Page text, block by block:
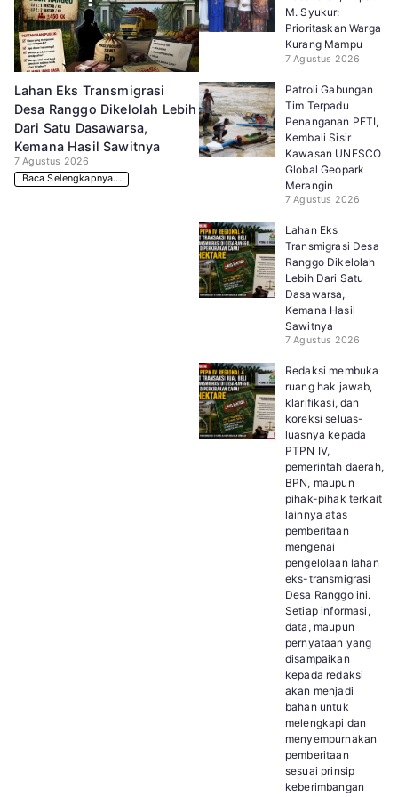
Lahan Eks Transmigrasi
Desa Ranggo Dikelolah Lebih
Dari Satu Dasawarsa,
Kemana Hasil Sawitnya
7 Agustus 2026
Baca Selengkapnya...
M. Syukur:
Prioritaskan Warga
Kurang Mampu
7 Agustus 2026
Patroli Gabungan
Tim Terpadu
Penanganan PETI,
Kembali Sisir
Kawasan UNESCO
Global Geopark
Merangin
7 Agustus 2026
Lahan Eks
Transmigrasi Desa
Ranggo Dikelolah
Lebih Dari Satu
Dasawarsa,
Kemana Hasil
Sawitnya
7 Agustus 2026
Redaksi membuka
ruang hak jawab,
klarifikasi, dan
koreksi seluas-
luasnya kepada
PTPN IV,
pemerintah daerah,
BPN, maupun
pihak-pihak terkait
lainnya atas
pemberitaan
mengenai
pengelolaan lahan
eks-transmigrasi
Desa Ranggo ini.
Setiap informasi,
data, maupun
pernyataan yang
disampaikan
kepada redaksi
akan menjadi
bahan untuk
melengkapi dan
menyempurnakan
pemberitaan
sesuai prinsip
keberimbangan